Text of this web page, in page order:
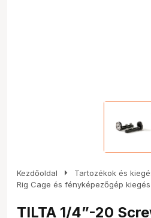
Kezdőoldal arrow_right Tartozékok és
Rig Cage és fényképezőgép
TILTA 1/4”-20